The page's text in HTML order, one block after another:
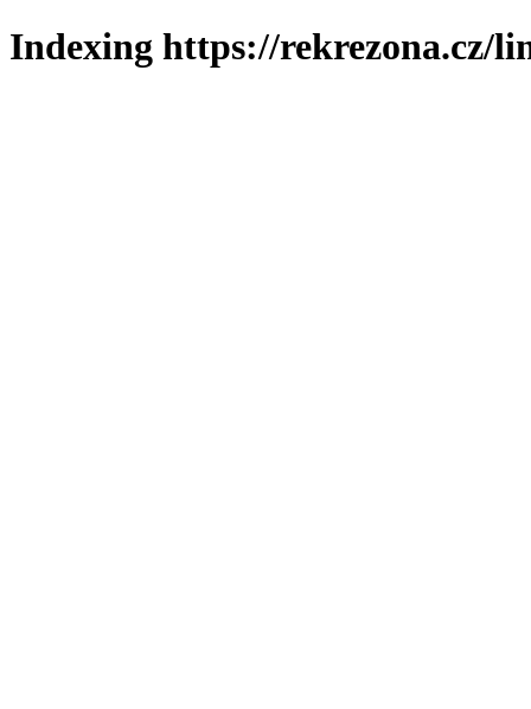
Indexing https://rekrezona.cz/